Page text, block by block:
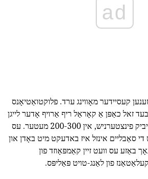
ad
זענען קעסיידער מאָווינג ערד. פלוקטואַטיאָנס
זאל כאַפּן אַ קאָראַל ריף אַרויף אָדער לייגן
עס אין די מעלוכע פון אייביק פינצטערניש, אין 200-300 מעטער. עס
סאַבליים אינזל איז באדעקט מיט באָדן און
באַזע עס וועט זיין קאַמפּאָוזד פון
פון לאַנג-טויט פּאַליפּס.